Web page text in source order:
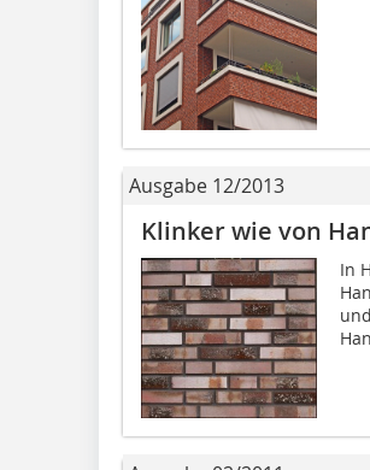
Ausgabe 12/2013
Klinker wie von
In